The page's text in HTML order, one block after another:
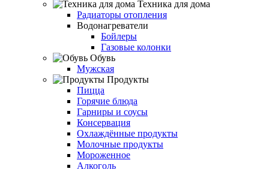
Техника для дома
Радиаторы отопления
Водонагреватели
Бойлеры
Газовые колонки
Обувь
Мужская
Продукты
Пицца
Горячие блюда
Гарниры и соусы
Консервация
Охлаждённые продукты
Молочные продукты
Мороженное
Алкоголь